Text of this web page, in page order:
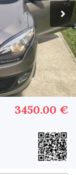
3450.00 €